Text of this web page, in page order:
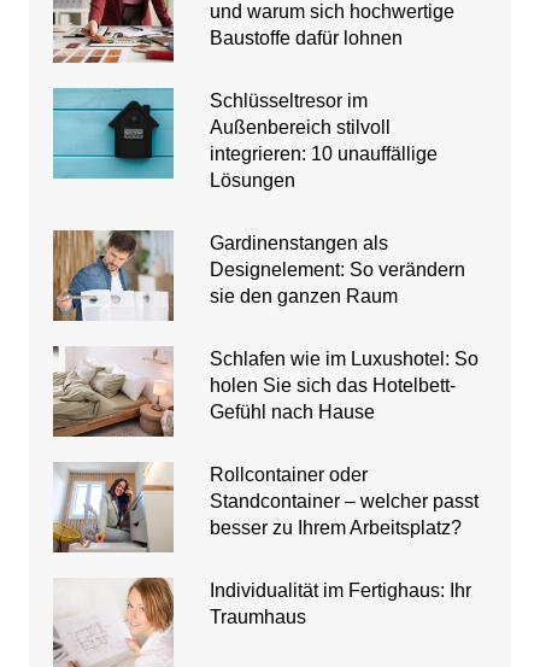
und warum sich hochwertige
Baustoffe dafür lohnen
Schlüsseltresor im
Außenbereich stilvoll
integrieren: 10 unauffällige
Lösungen
Gardinenstangen als
Designelement: So verändern
sie den ganzen Raum
Schlafen wie im Luxushotel: So
holen Sie sich das Hotelbett-
Gefühl nach Hause
Rollcontainer oder
Standcontainer – welcher passt
besser zu Ihrem Arbeitsplatz?
Individualität im Fertighaus: Ihr
Traumhaus